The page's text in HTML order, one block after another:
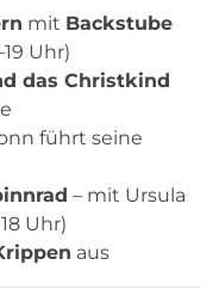
mit Backstube
Uhr)
das Christkind
führt seine
– mit Ursula
Uhr)
aus